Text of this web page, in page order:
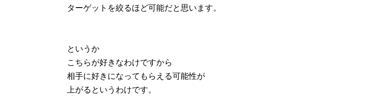
ターゲットを絞るほど可能だと思います。
というか
こちらが好きなわけですから
相手に好きになってもらえる可能性が
上がるというわけです。